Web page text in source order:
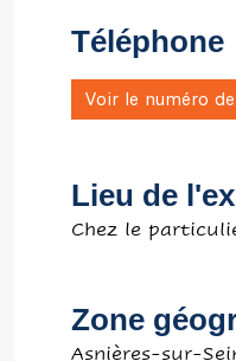
Téléphone
Voir le numéro
Lieu de
Chez le
Zone
Asnières-sur-